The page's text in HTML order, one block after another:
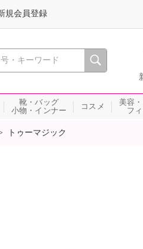
心おどる、瞬間を。通販・テレビ
規会員登録
靴・バッグ
小物・インナー
コスメ
美容
フ
トゥーマジック